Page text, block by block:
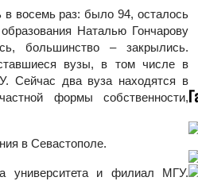
в восемь раз: было 94, осталось
Наталью Гончарову
большинство – закрылись.
вузы, в том числе в
Сейчас два вуза находятся в
формы собственности,
в Севастополе.
университета и филиал МГУ.
Г